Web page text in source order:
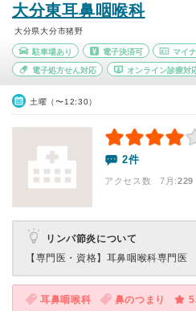
大分東耳鼻咽喉科
大分県大分市猪野
駐車場あり 電子決済可 マイ
電子処方せん対応 オンライン診療対
土曜（〜12:30）
2件
アクセス数 7月:229
リンパ節炎について
【専門医・資格】 耳鼻咽喉科専門医
耳鼻咽喉科 鼻のつまり